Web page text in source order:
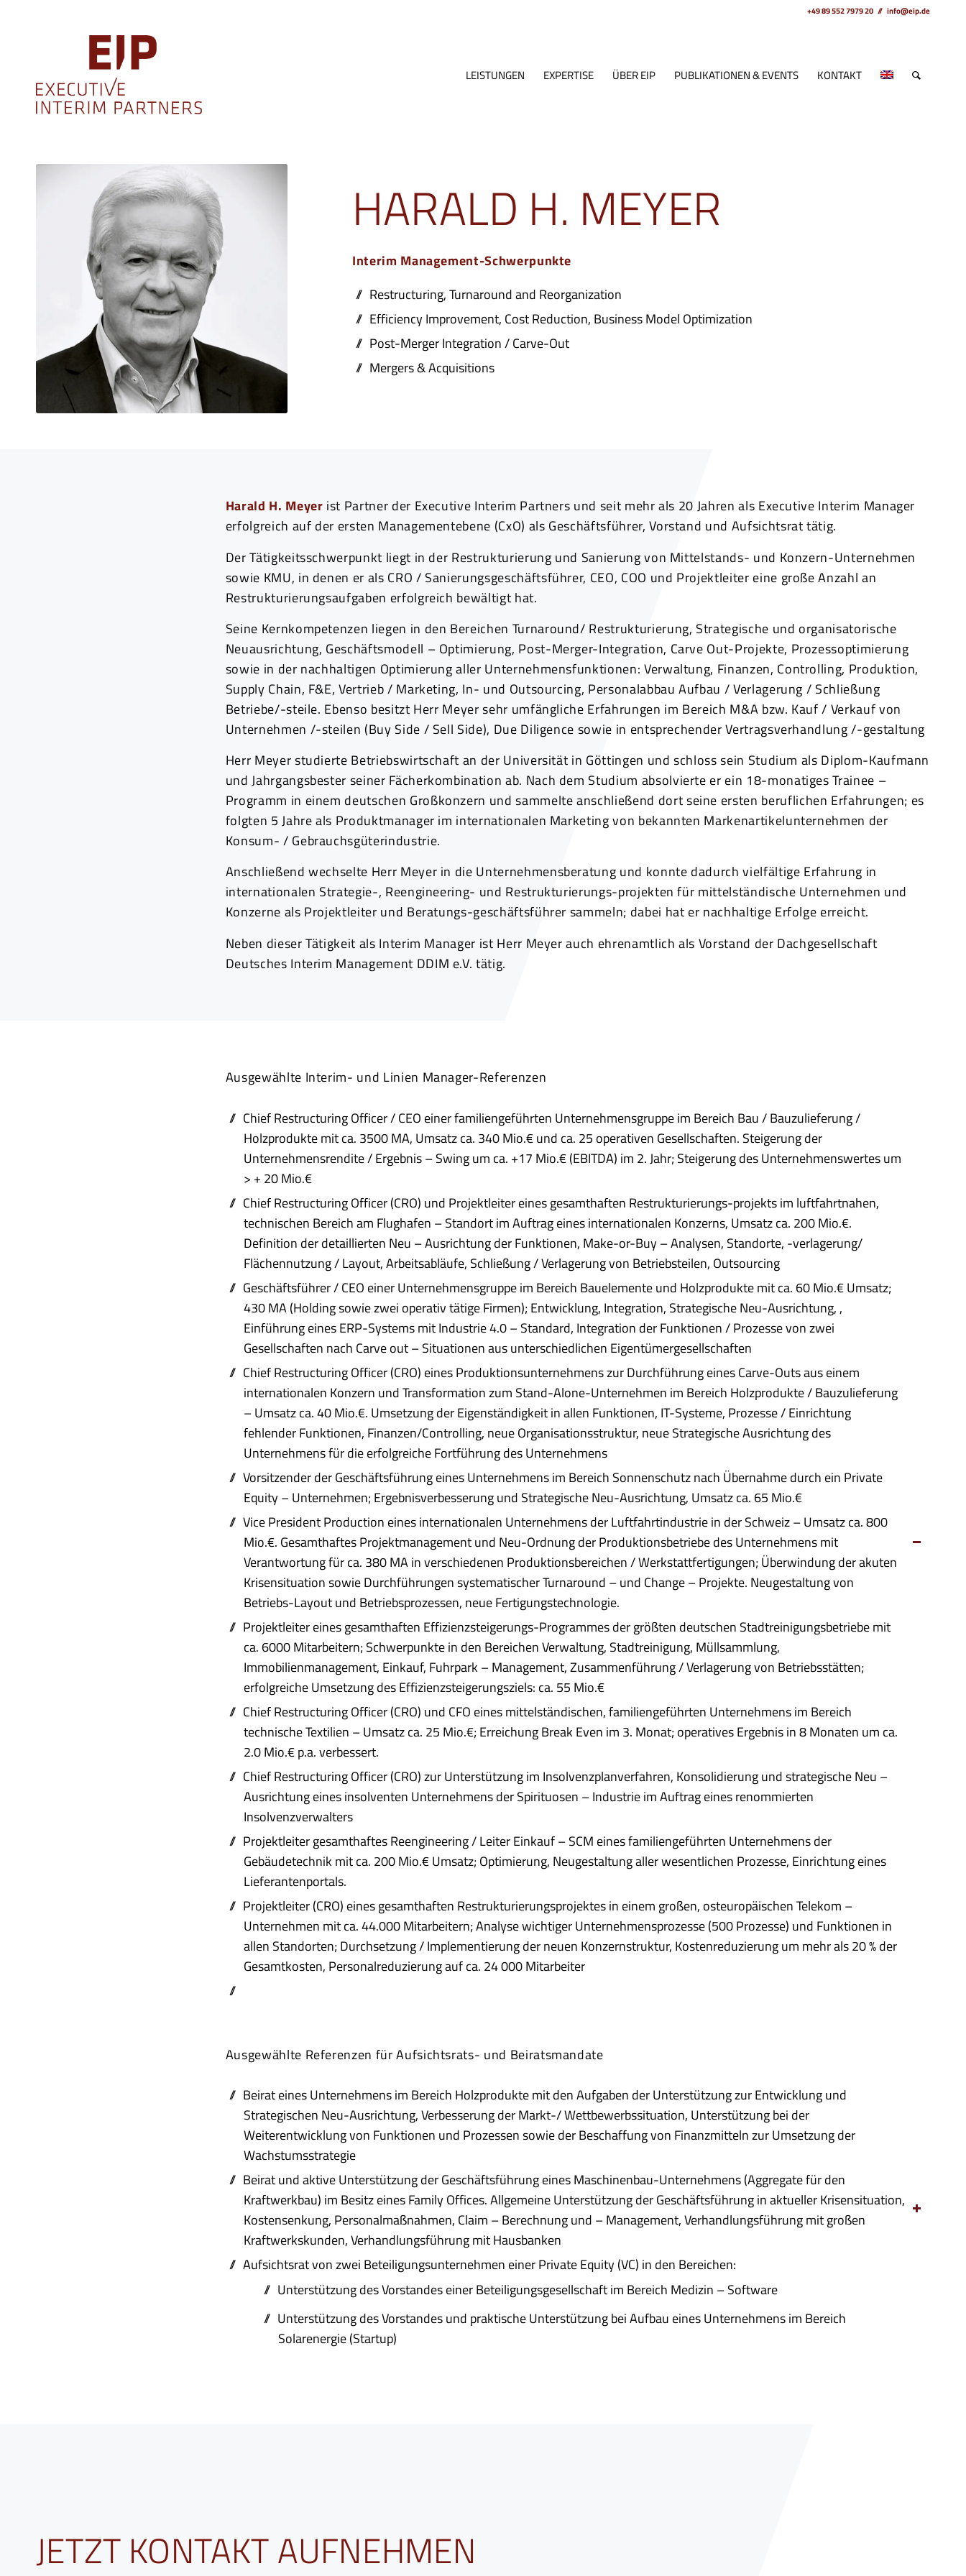
+49 89 552 7979 20 // info@eip.de
LEISTUNGEN EXPERTISE ÜBER EIP PUBLIKATIONEN & EVENTS KONTAKT
HARALD H. MEYER
Interim Management-Schwerpunkte
Restructuring, Turnaround and Reorganization
Efficiency Improvement, Cost Reduction, Business Model Optimization
Post-Merger Integration / Carve-Out
Mergers & Acquisitions
Harald H. Meyer ist Partner der Executive Interim Partners und seit mehr als 20 Jahren als Executive Interim Manager
erfolgreich auf der ersten Managementebene (CxO) als Geschäftsführer, Vorstand und Aufsichtsrat tätig.
Der Tätigkeitsschwerpunkt liegt in der Restrukturierung und Sanierung von Mittelstands- und Konzern-Unternehmen
sowie KMU, in denen er als CRO / Sanierungsgeschäftsführer, CEO, COO und Projektleiter eine große Anzahl an
Restrukturierungsaufgaben erfolgreich bewältigt hat.
Seine Kernkompetenzen liegen in den Bereichen Turnaround/ Restrukturierung, Strategische und organisatorische
Neuausrichtung, Geschäftsmodell – Optimierung, Post-Merger-Integration, Carve Out-Projekte, Prozessoptimierung
sowie in der nachhaltigen Optimierung aller Unternehmensfunktionen: Verwaltung, Finanzen, Controlling, Produktion,
Supply Chain, F&E, Vertrieb / Marketing, In- und Outsourcing, Personalabbau Aufbau / Verlagerung / Schließung
Betriebe/-steile. Ebenso besitzt Herr Meyer sehr umfängliche Erfahrungen im Bereich M&A bzw. Kauf / Verkauf von
Unternehmen /-steilen (Buy Side / Sell Side), Due Diligence sowie in entsprechender Vertragsverhandlung /-gestaltung
Herr Meyer studierte Betriebswirtschaft an der Universität in Göttingen und schloss sein Studium als Diplom-Kaufmann
und Jahrgangsbester seiner Fächerkombination ab. Nach dem Studium absolvierte er ein 18-monatiges Trainee –
Programm in einem deutschen Großkonzern und sammelte anschließend dort seine ersten beruflichen Erfahrungen; es
folgten 5 Jahre als Produktmanager im internationalen Marketing von bekannten Markenartikelunternehmen der
Konsum- / Gebrauchsgüterindustrie.
Anschließend wechselte Herr Meyer in die Unternehmensberatung und konnte dadurch vielfältige Erfahrung in
internationalen Strategie-, Reengineering- und Restrukturierungs-projekten für mittelständische Unternehmen und
Konzerne als Projektleiter und Beratungs-geschäftsführer sammeln; dabei hat er nachhaltige Erfolge erreicht.
Neben dieser Tätigkeit als Interim Manager ist Herr Meyer auch ehrenamtlich als Vorstand der Dachgesellschaft
Deutsches Interim Management DDIM e.V. tätig.
Ausgewählte Interim- und Linien Manager-Referenzen
Chief Restructuring Officer / CEO einer familiengeführten Unternehmensgruppe im Bereich Bau / Bauzulieferung /
Holzprodukte mit ca. 3500 MA, Umsatz ca. 340 Mio.€ und ca. 25 operativen Gesellschaften. Steigerung der
Unternehmensrendite / Ergebnis – Swing um ca. +17 Mio.€ (EBITDA) im 2. Jahr; Steigerung des Unternehmenswertes um
> + 20 Mio.€
Chief Restructuring Officer (CRO) und Projektleiter eines gesamthaften Restrukturierungs-projekts im luftfahrtnahen,
technischen Bereich am Flughafen – Standort im Auftrag eines internationalen Konzerns, Umsatz ca. 200 Mio.€.
Definition der detaillierten Neu – Ausrichtung der Funktionen, Make-or-Buy – Analysen, Standorte, -verlagerung/
Flächennutzung / Layout, Arbeitsabläufe, Schließung / Verlagerung von Betriebsteilen, Outsourcing
Geschäftsführer / CEO einer Unternehmensgruppe im Bereich Bauelemente und Holzprodukte mit ca. 60 Mio.€ Umsatz;
430 MA (Holding sowie zwei operativ tätige Firmen); Entwicklung, Integration, Strategische Neu-Ausrichtung, ,
Einführung eines ERP-Systems mit Industrie 4.0 – Standard, Integration der Funktionen / Prozesse von zwei
Gesellschaften nach Carve out – Situationen aus unterschiedlichen Eigentümergesellschaften
Chief Restructuring Officer (CRO) eines Produktionsunternehmens zur Durchführung eines Carve-Outs aus einem
internationalen Konzern und Transformation zum Stand-Alone-Unternehmen im Bereich Holzprodukte / Bauzulieferung
– Umsatz ca. 40 Mio.€. Umsetzung der Eigenständigkeit in allen Funktionen, IT-Systeme, Prozesse / Einrichtung
fehlender Funktionen, Finanzen/Controlling, neue Organisationsstruktur, neue Strategische Ausrichtung des
Unternehmens für die erfolgreiche Fortführung des Unternehmens
Vorsitzender der Geschäftsführung eines Unternehmens im Bereich Sonnenschutz nach Übernahme durch ein Private
Equity – Unternehmen; Ergebnisverbesserung und Strategische Neu-Ausrichtung, Umsatz ca. 65 Mio.€
Vice President Production eines internationalen Unternehmens der Luftfahrtindustrie in der Schweiz – Umsatz ca. 800
Mio.€. Gesamthaftes Projektmanagement und Neu-Ordnung der Produktionsbetriebe des Unternehmens mit
Verantwortung für ca. 380 MA in verschiedenen Produktionsbereichen / Werkstattfertigungen; Überwindung der akuten
Krisensituation sowie Durchführungen systematischer Turnaround – und Change – Projekte. Neugestaltung von
Betriebs-Layout und Betriebsprozessen, neue Fertigungstechnologie.
Projektleiter eines gesamthaften Effizienzsteigerungs-Programmes der größten deutschen Stadtreinigungsbetriebe mit
ca. 6000 Mitarbeitern; Schwerpunkte in den Bereichen Verwaltung, Stadtreinigung, Müllsammlung,
Immobilienmanagement, Einkauf, Fuhrpark – Management, Zusammenführung / Verlagerung von Betriebsstätten;
erfolgreiche Umsetzung des Effizienzsteigerungsziels: ca. 55 Mio.€
Chief Restructuring Officer (CRO) und CFO eines mittelständischen, familiengeführten Unternehmens im Bereich
technische Textilien – Umsatz ca. 25 Mio.€; Erreichung Break Even im 3. Monat; operatives Ergebnis in 8 Monaten um ca.
2.0 Mio.€ p.a. verbessert.
Chief Restructuring Officer (CRO) zur Unterstützung im Insolvenzplanverfahren, Konsolidierung und strategische Neu –
Ausrichtung eines insolventen Unternehmens der Spirituosen – Industrie im Auftrag eines renommierten
Insolvenzverwalters
Projektleiter gesamthaftes Reengineering / Leiter Einkauf – SCM eines familiengeführten Unternehmens der
Gebäudetechnik mit ca. 200 Mio.€ Umsatz; Optimierung, Neugestaltung aller wesentlichen Prozesse, Einrichtung eines
Lieferantenportals.
Projektleiter (CRO) eines gesamthaften Restrukturierungsprojektes in einem großen, osteuropäischen Telekom –
Unternehmen mit ca. 44.000 Mitarbeitern; Analyse wichtiger Unternehmensprozesse (500 Prozesse) und Funktionen in
allen Standorten; Durchsetzung / Implementierung der neuen Konzernstruktur, Kostenreduzierung um mehr als 20 % der
Gesamtkosten, Personalreduzierung auf ca. 24 000 Mitarbeiter
Ausgewählte Referenzen für Aufsichtsrats- und Beiratsmandate
Beirat eines Unternehmens im Bereich Holzprodukte mit den Aufgaben der Unterstützung zur Entwicklung und
Strategischen Neu-Ausrichtung, Verbesserung der Markt-/ Wettbewerbssituation, Unterstützung bei der
Weiterentwicklung von Funktionen und Prozessen sowie der Beschaffung von Finanzmitteln zur Umsetzung der
Wachstumsstrategie
Beirat und aktive Unterstützung der Geschäftsführung eines Maschinenbau-Unternehmens (Aggregate für den
Kraftwerkbau) im Besitz eines Family Offices. Allgemeine Unterstützung der Geschäftsführung in aktueller Krisensituation,
Kostensenkung, Personalmaßnahmen, Claim – Berechnung und – Management, Verhandlungsführung mit großen
Kraftwerkskunden, Verhandlungsführung mit Hausbanken
Aufsichtsrat von zwei Beteiligungsunternehmen einer Private Equity (VC) in den Bereichen:
Unterstützung des Vorstandes einer Beteiligungsgesellschaft im Bereich Medizin – Software
Unterstützung des Vorstandes und praktische Unterstützung bei Aufbau eines Unternehmens im Bereich
Solarenergie (Startup)
JETZT KONTAKT AUFNEHMEN